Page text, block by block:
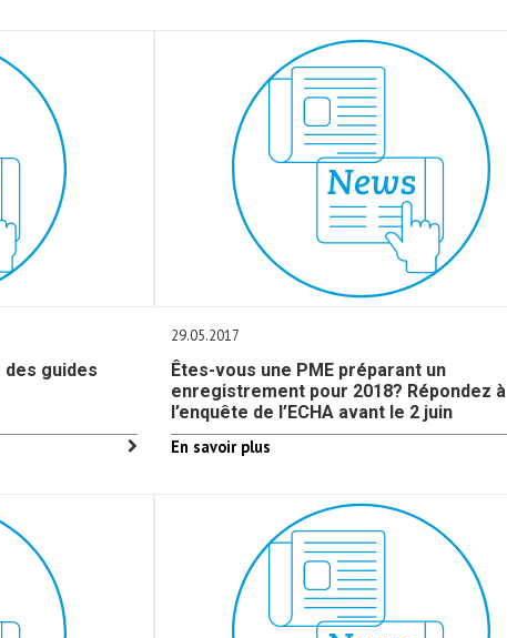
des guides
29.05.2017
Êtes-vous une PME préparant un
enregistrement pour 2018? Répondez à
l’enquête de l’ECHA avant le 2 juin
En savoir plus